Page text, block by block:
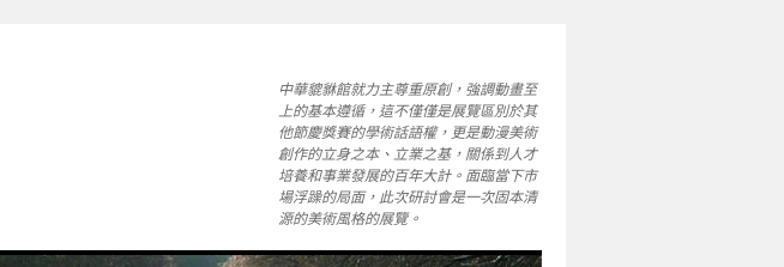
中華貔貅館就力主尊重原創，強調動畫至
上的基本遵循，這不僅僅是展覽區別於其
他節慶獎賽的學術話語權，更是動漫美術
創作的立身之本、立業之基，關係到人才
培養和事業發展的百年大計。面臨當下市
場浮躁的局面，此次研討會是一次固本清
源的美術風格的展覽。